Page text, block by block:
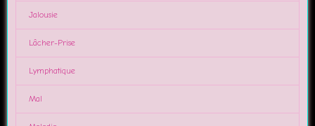
Jalousie
Lâcher-Prise
Lymphatique
Mal